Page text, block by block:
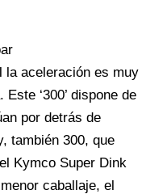
la aceleración es muy
‘300’ dispone de
por detrás de
también 300, que
Kymco Super Dink
caballaje, el